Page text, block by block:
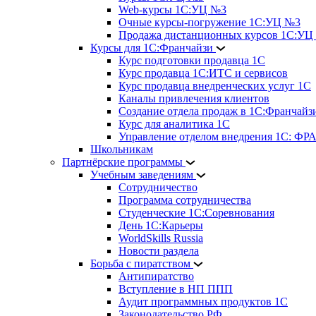
Web-курсы 1С:УЦ №3
Очные курсы-погружение 1С:УЦ №3
Продажа дистанционных курсов
Курсы для 1С:Франчайзи
Курс подготовки продавца 1С
Курс продавца 1С:ИТС и сервисов
Курс продавца внедренческих услуг 1С
Каналы привлечения клиентов
Создание отдела продаж в
Курс для аналитика 1С
Управление отделом внедрения 1С:
Школьникам
Партнёрские программы
Учебным заведениям
Сотрудничество
Программа сотрудничества
Студенческие 1С:Соревнования
День 1С:Карьеры
WorldSkills Russia
Новости раздела
Борьба с пиратством
Антипиратство
Вступление в НП ППП
Аудит программных продуктов 1С